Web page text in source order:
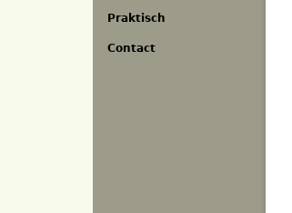
Praktisch
Contact